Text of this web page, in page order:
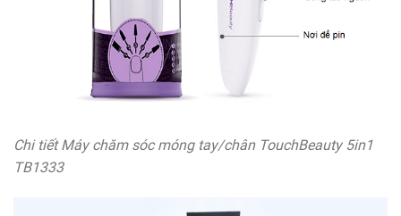
Chi tiết Máy chăm sóc móng tay/chân TouchBeauty 5in1
TB1333